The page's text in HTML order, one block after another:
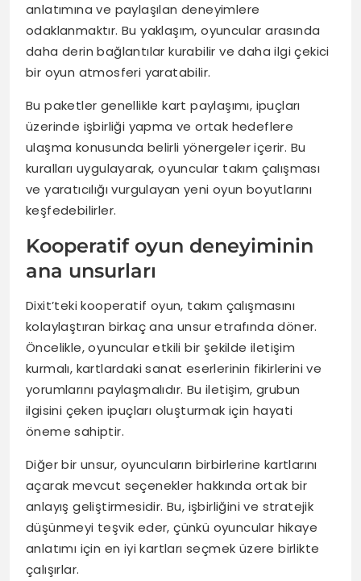
anlatımına ve paylaşılan deneyimlere
odaklanmaktır. Bu yaklaşım, oyuncular arasında
daha derin bağlantılar kurabilir ve daha ilgi çekici
bir oyun atmosferi yaratabilir.
Bu paketler genellikle kart paylaşımı, ipuçları
üzerinde işbirliği yapma ve ortak hedeflere
ulaşma konusunda belirli yönergeler içerir. Bu
kuralları uygulayarak, oyuncular takım çalışması
ve yaratıcılığı vurgulayan yeni oyun boyutlarını
keşfedebilirler.
Kooperatif oyun deneyiminin
ana unsurları
Dixit’teki kooperatif oyun, takım çalışmasını
kolaylaştıran birkaç ana unsur etrafında döner.
Öncelikle, oyuncular etkili bir şekilde iletişim
kurmalı, kartlardaki sanat eserlerinin fikirlerini ve
yorumlarını paylaşmalıdır. Bu iletişim, grubun
ilgisini çeken ipuçları oluşturmak için hayati
öneme sahiptir.
Diğer bir unsur, oyuncuların birbirlerine kartlarını
açarak mevcut seçenekler hakkında ortak bir
anlayış geliştirmesidir. Bu, işbirliğini ve stratejik
düşünmeyi teşvik eder, çünkü oyuncular hikaye
anlatımı için en iyi kartları seçmek üzere birlikte
çalışırlar.